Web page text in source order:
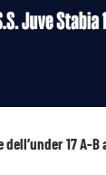
17 A-B